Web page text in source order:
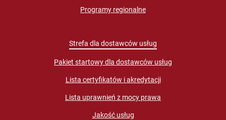
Programy regionalne
Strefa dla dostawców usług
Pakiet startowy dla dostawców usług
Lista certyfikatów i akredytacji
Lista uprawnień z mocy prawa
Jakość usług